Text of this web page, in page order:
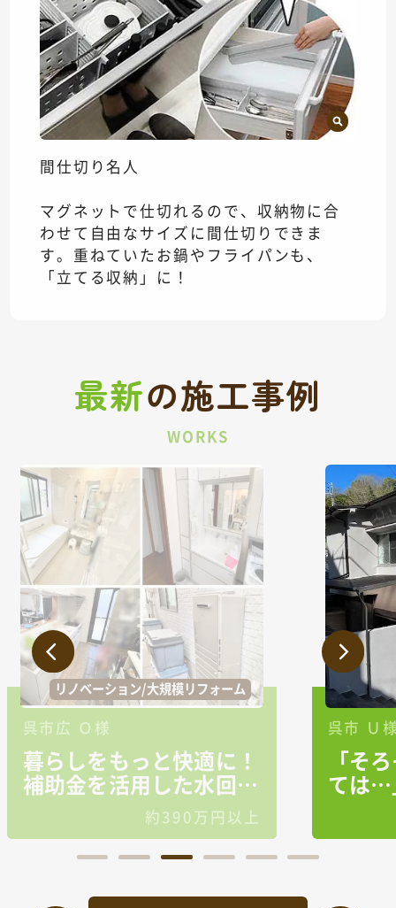
間仕切り名人
マグネットで仕切れるので、収納物に合
わせて自由なサイズに間仕切りできま
す。重ねていたお鍋やフライパンも、
「立てる収納」に！
最新の施工事例
WORKS
外壁/屋根
呉市 Ｕ様
「そろそろ塗装をしなく
ては…」そんな想いから
始まった屋根・外壁塗装
工事✨ 約140万円